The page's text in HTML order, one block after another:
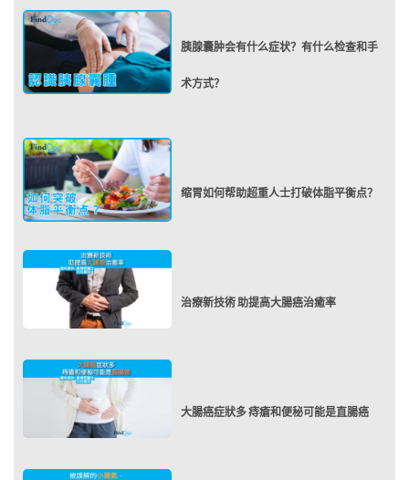
胰腺囊肿会有什么症状？有什么检查和手
术方式？
缩胃如何帮助超重人士打破体脂平衡点？
治療新技術 助提高大腸癌治癒率
大腸癌症狀多 痔瘡和便秘可能是直腸癌